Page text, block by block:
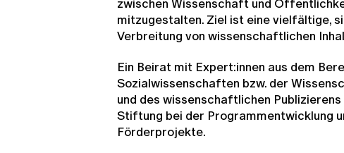
mitzugestalten. Ziel ist eine vielfältige,
Verbreitung von wissenschaftlichen
Ein Beirat mit Expert:innen aus dem
Sozialwissenschaften bzw. der
und des wissenschaftlichen
Stiftung bei der Programmentwicklung
Förderprojekte.